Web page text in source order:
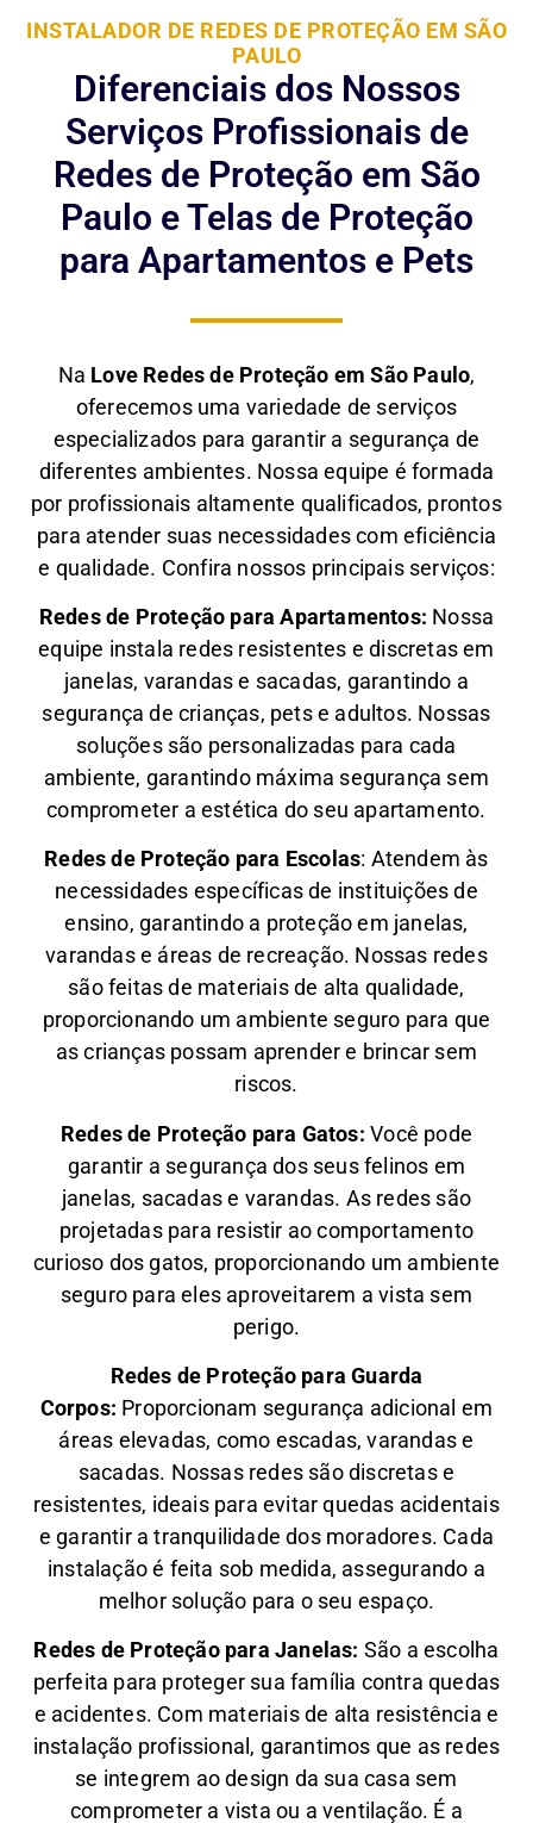
INSTALADOR DE REDES DE PROTEÇÃO EM SÃO
PAULO
Diferenciais dos Nossos
Serviços Profissionais de
Redes de Proteção em São
Paulo e Telas de Proteção
para Apartamentos e Pets
Na Love Redes de Proteção em São Paulo,
oferecemos uma variedade de serviços
especializados para garantir a segurança de
diferentes ambientes. Nossa equipe é formada
por profissionais altamente qualificados, prontos
para atender suas necessidades com eficiência
e qualidade. Confira nossos principais serviços:
Redes de Proteção para Apartamentos: Nossa
equipe instala redes resistentes e discretas em
janelas, varandas e sacadas, garantindo a
segurança de crianças, pets e adultos. Nossas
soluções são personalizadas para cada
ambiente, garantindo máxima segurança sem
comprometer a estética do seu apartamento.
Redes de Proteção para Escolas: Atendem às
necessidades específicas de instituições de
ensino, garantindo a proteção em janelas,
varandas e áreas de recreação. Nossas redes
são feitas de materiais de alta qualidade,
proporcionando um ambiente seguro para que
as crianças possam aprender e brincar sem
riscos.
Redes de Proteção para Gatos: Você pode
garantir a segurança dos seus felinos em
janelas, sacadas e varandas. As redes são
projetadas para resistir ao comportamento
curioso dos gatos, proporcionando um ambiente
seguro para eles aproveitarem a vista sem
perigo.
Redes de Proteção para Guarda
Corpos: Proporcionam segurança adicional em
áreas elevadas, como escadas, varandas e
sacadas. Nossas redes são discretas e
resistentes, ideais para evitar quedas acidentais
e garantir a tranquilidade dos moradores. Cada
instalação é feita sob medida, assegurando a
melhor solução para o seu espaço.
Redes de Proteção para Janelas: São a escolha
perfeita para proteger sua família contra quedas
e acidentes. Com materiais de alta resistência e
instalação profissional, garantimos que as redes
se integrem ao design da sua casa sem
comprometer a vista ou a ventilação. É a